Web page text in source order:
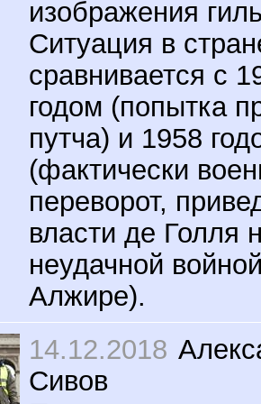
изображения
Ситуация в
сравнивается с
годом (попытка
путча) и 1958
(фактически
переворот,
власти де Голля
неудачной
Алжире).
14.12.2018
Сивов